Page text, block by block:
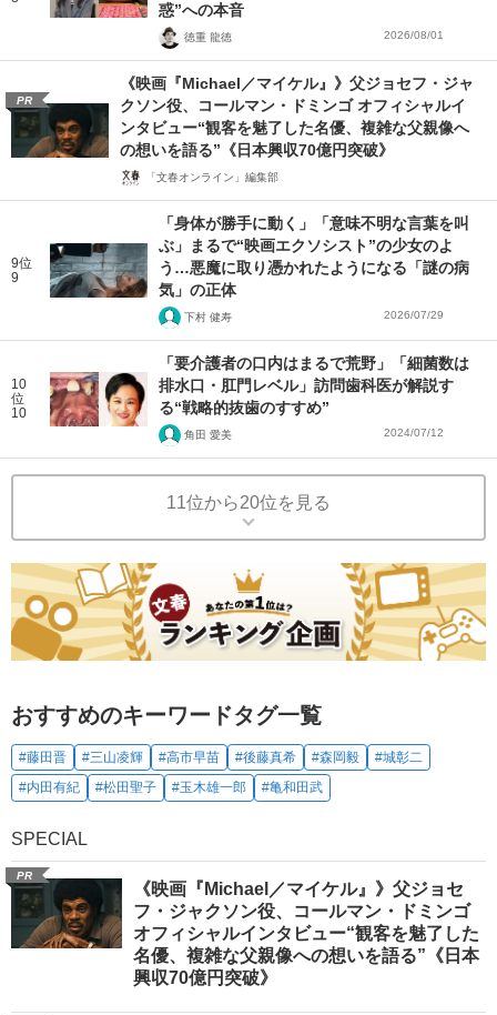
惑”への本音
徳重 龍徳 2026/08/01
PR
《映画『Michael／マイケル』》父ジョセフ・ジャ
クソン役、コールマン・ドミンゴ オフィシャルイ
ンタビュー“観客を魅了した名優、複雑な父親像へ
の想いを語る”《日本興収70億円突破》
「文春オンライン」編集部
9位
9
「身体が勝手に動く」「意味不明な言葉を叫
ぶ」まるで“映画エクソシスト”の少女のよ
う…悪魔に取り憑かれたようになる「謎の病
気」の正体
下村 健寿 2026/07/29
10
位
10
「要介護者の口内はまるで荒野」「細菌数は
排水口・肛門レベル」訪問歯科医が解説す
る“戦略的抜歯のすすめ”
角田 愛美 2024/07/12
11位から20位を見る
おすすめのキーワードタグ一覧
#藤田晋 #三山凌輝 #高市早苗 #後藤真希 #森岡毅
#城彰二
#内田有紀
#松田聖子 #玉木雄一郎 #亀和田武
SPECIAL
PR
《映画『Michael／マイケル』》父ジョセ
フ・ジャクソン役、コールマン・ドミンゴ
オフィシャルインタビュー“観客を魅了した
名優、複雑な父親像への想いを語る”《日本
興収70億円突破》